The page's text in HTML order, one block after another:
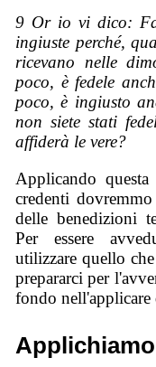
9 Or io vi dico:
ingiuste perché,
ricevano nelle
poco, è fedele
poco, è ingiusto
non siete stati
affiderà le vere?
Applicando
credenti
delle benedizioni
Per essere
utilizzare quello
prepararci per
fondo nell'applicare